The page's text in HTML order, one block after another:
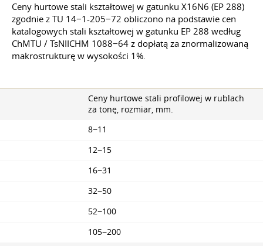
Ceny hurtowe stali kształtowej w gatunku X16N6 (EP 288)
zgodnie z TU 14−1-205−72 obliczono na podstawie cen
katalogowych stali kształtowej w gatunku EP 288 według
ChMTU / TsNIICHM 1088−64 z dopłatą za znormalizowaną
makrostrukturę w wysokości 1%.
Ceny hurtowe stali profilowej w rublach
za tonę, rozmiar, mm.
8−11
12−15
16−31
32−50
52−100
105−200